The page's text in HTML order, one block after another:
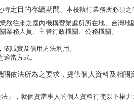
定目的存續期間
本校執行業務所必須之
務往來之國內機構營業處所所在地、 台灣地
業務人員、主管行政機關、 公務機關。
誠實及信用方法利用。
當方式。
依法所為之要求，提供個人資料及相關
」，就個資當事人的個人資料行使以下權力: